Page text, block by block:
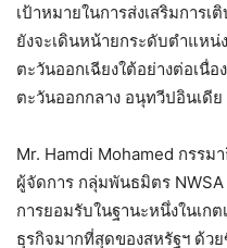
เป้าหมายในการส่งเสริมการ
ยังจะเดินหน้ายกระดับตำแหน่
ตะวันออกเฉียงใต้อย่างต่อเนื่
ตะวันออกกลาง อนุทวีปอินเดีย
Mr. Hamdi Mohamed กรรม
ผู้จัดการ กลุ่มพันธมิตร NWSA
การยอมรับในฐานะหนึ่งในเก
ธุรกิจมากที่สุดของสหรัฐฯ ด้ว